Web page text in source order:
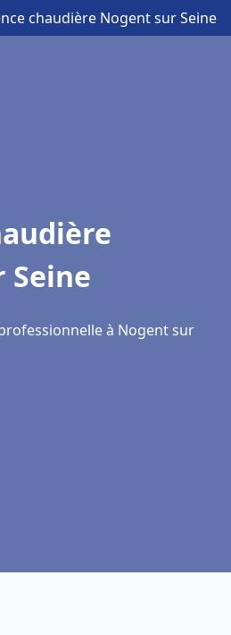
chaudière Nogent sur Seine
Seine
à Nogent sur